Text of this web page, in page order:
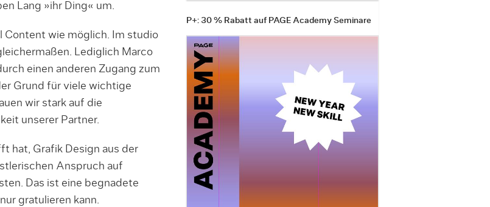
Lang »ihr Ding« um.
Content wie möglich. Im studio
Lediglich Marco
einen anderen Zugang zum
Grund für viele wichtige
wir stark auf die
unserer Partner.
hat, Grafik Design aus der
Anspruch auf
Das ist eine begnadete
gratulieren kann.
P+: 30 % Rabatt auf PAGE Academy Seminare